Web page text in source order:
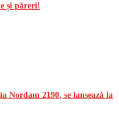
și păreri!
Nordam 2190, se lansează la